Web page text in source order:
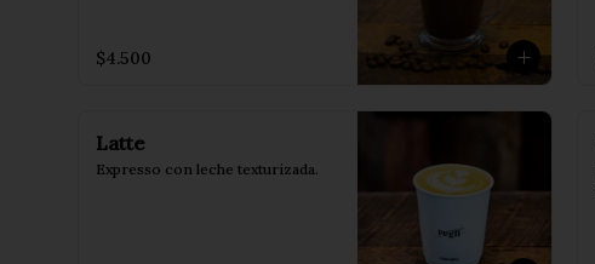
$4.500
Latte
Expresso con leche texturizada.